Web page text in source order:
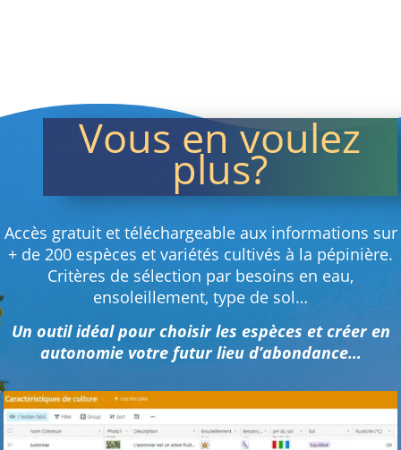
Vous en voulez
plus?
Accès gratuit et téléchargeable aux informations sur
+ de 200 espèces et variétés cultivés à la pépinière.
Critères de sélection par besoins en eau,
ensoleillement, type de sol…
Un outil idéal pour choisir les espèces et créer en
autonomie votre futur lieu d’abondance…